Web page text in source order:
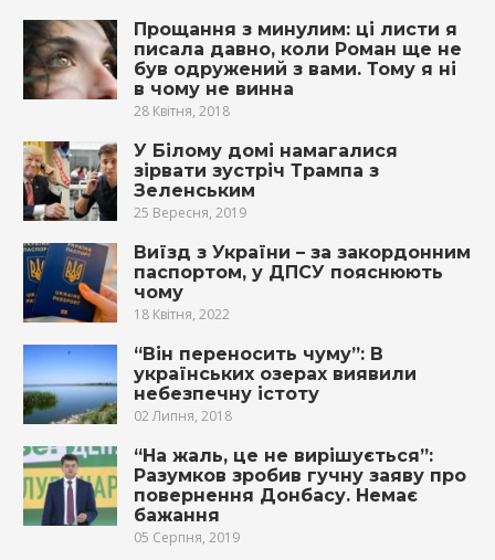
Прощання з минулим: ці листи я
писала давно, коли Роман ще не
був одружений з вами. Тому я ні
в чому не винна
28 Квітня, 2018
У Білому домі намагалися
зірвати зустріч Трампа з
Зеленським
25 Вересня, 2019
Виїзд з України – за закордонним
паспортом, у ДПСУ пояснюють
чому
18 Квітня, 2022
“Він переносить чуму”: В
українських озерах виявили
небезпечну істоту
02 Липня, 2018
“На жаль, це не вирішується”:
Разумков зробив гучну заяву про
повернення Донбасу. Немає
бажання
05 Серпня, 2019